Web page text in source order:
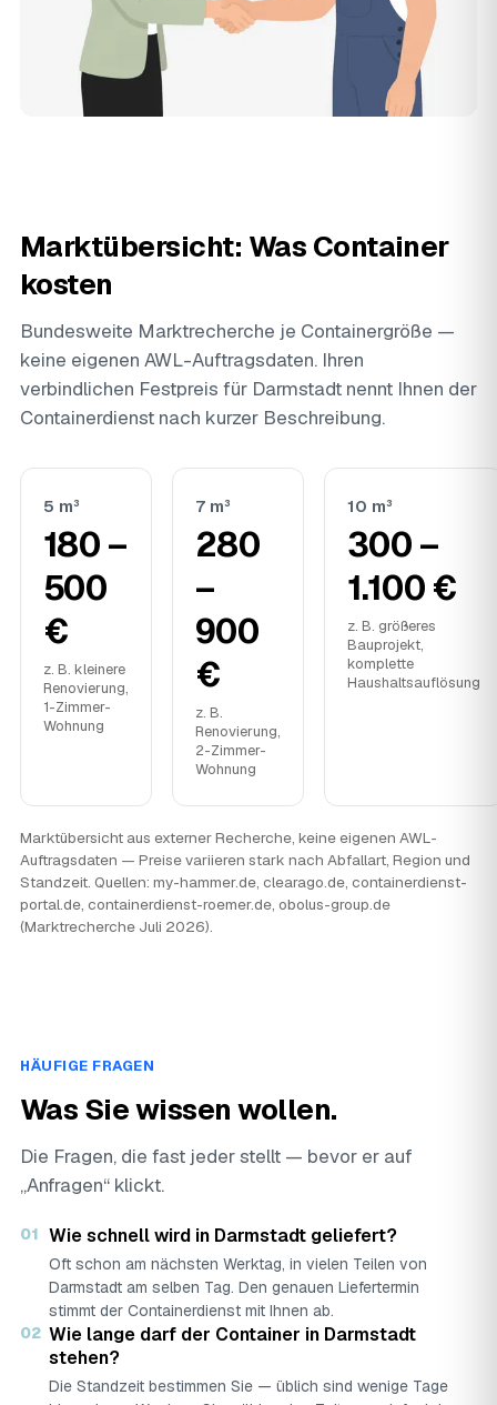
Marktübersicht: Was Container
kosten
Bundesweite Marktrecherche je Containergröße —
keine eigenen AWL-Auftragsdaten. Ihren
verbindlichen Festpreis für Darmstadt nennt Ihnen der
Containerdienst nach kurzer Beschreibung.
5 m³
180 –
500
€
z. B. kleinere
Renovierung,
1-Zimmer-
Wohnung
7 m³
280
–
900
€
z. B.
Renovierung,
2-Zimmer-
Wohnung
10 m³
300 –
1.100 €
z. B. größeres
Bauprojekt,
komplette
Haushaltsauflösung
Marktübersicht aus externer Recherche, keine eigenen AWL-
Auftragsdaten — Preise variieren stark nach Abfallart, Region und
Standzeit. Quellen: my-hammer.de, clearago.de, containerdienst-
portal.de, containerdienst-roemer.de, obolus-group.de
(Marktrecherche Juli 2026).
HÄUFIGE FRAGEN
Was Sie wissen wollen.
Die Fragen, die fast jeder stellt — bevor er auf
„Anfragen“ klickt.
01 Wie schnell wird in Darmstadt geliefert?
Oft schon am nächsten Werktag, in vielen Teilen von
Darmstadt am selben Tag. Den genauen Liefertermin
stimmt der Containerdienst mit Ihnen ab.
02 Wie lange darf der Container in Darmstadt
stehen?
Die Standzeit bestimmen Sie — üblich sind wenige Tage